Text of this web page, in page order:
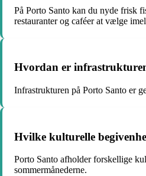
På Porto Santo kan du nyde frisk
restauranter og caféer at vælge
Hvordan er
Infrastrukturen på Porto Santo er
Hvilke kulturelle
Porto Santo afholder forskellige
sommermånederne.